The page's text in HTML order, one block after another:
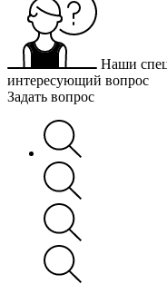
Наши
интересующий вопрос
Задать вопрос